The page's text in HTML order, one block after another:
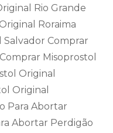
Rio Grande
Roraima
Comprar
Misoprostol
Original
Original
Para Abortar
Abortar Perdigão